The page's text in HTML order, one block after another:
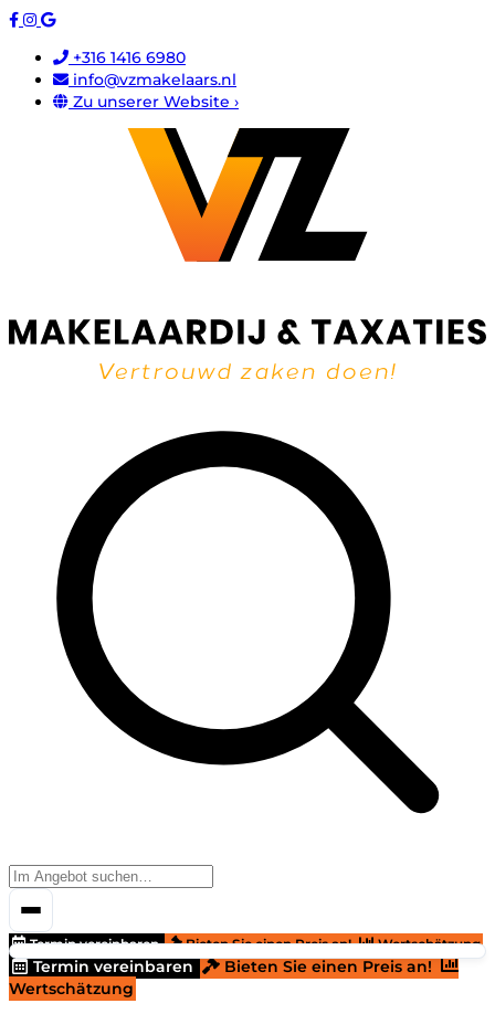
+316 1416 6980
info@vzmakelaars.nl
Zu unserer Website ›
Termin vereinbaren Bieten Sie einen Preis an! Wertschätzung
Termin vereinbaren
Bieten Sie einen Preis an!
Wertschätzung